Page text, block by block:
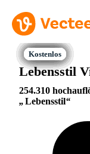
Lebensstil
254.310
Lebensstil